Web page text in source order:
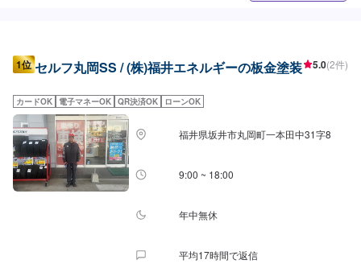
1位 セルフ丸岡SS / (株)福井エネルギーの板金塗装 5.0(2件)
カードOK 電子マネーOK QR決済OK ローンOK
福井県坂井市丸岡町一本田中31字8
9:00 ~ 18:00
年中無休
平均17時間で返信